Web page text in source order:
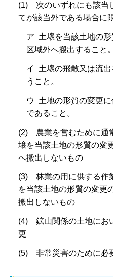
(1) 次のいずれにも該当
てが該当外である場合に
ア 土壌を当該土地の
区域外へ搬出すること。
イ 土壌の飛散又は流
うこと。
ウ 土地の形質の変更
であること。
(2) 農業を営むために通
壌を当該土地の形質の変
へ搬出しないもの
(3) 林業の用に供する作
を当該土地の形質の変更
搬出しないもの
(4) 鉱山関係の土地にお
更
(5) 非常災害のために必